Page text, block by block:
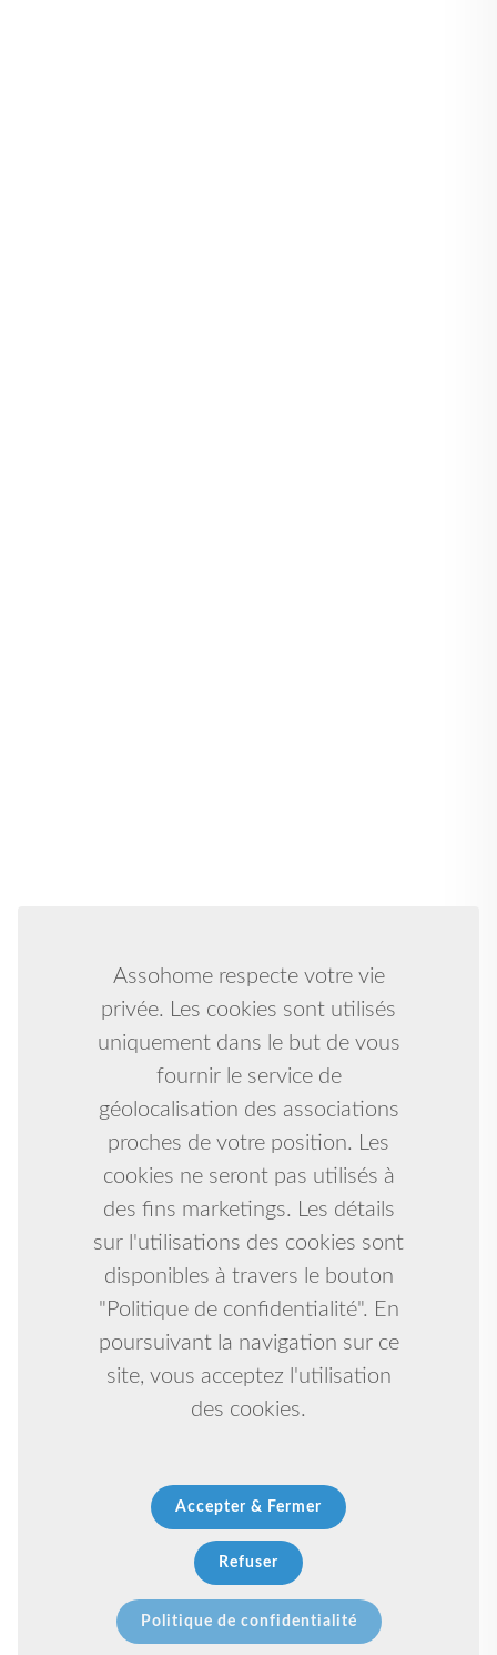
Assohome respecte votre vie
privée. Les cookies sont utilisés
uniquement dans le but de vous
fournir le service de
géolocalisation des associations
proches de votre position. Les
cookies ne seront pas utilisés à
des fins marketings. Les détails
sur l'utilisations des cookies sont
disponibles à travers le bouton
"Politique de confidentialité". En
poursuivant la navigation sur ce
site, vous acceptez l'utilisation
des cookies.
Accepter & Fermer
Refuser
Politique de confidentialité